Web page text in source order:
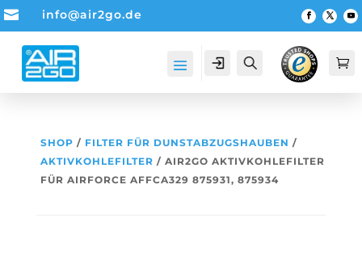
 info@air2go.de
Account Suche 
SHOP / FILTER FÜR DUNSTABZUGSHAUBEN /
AKTIVKOHLEFILTER / AIR2GO AKTIVKOHLEFILTER
FÜR AIRFORCE AFFCA329 875931, 875934